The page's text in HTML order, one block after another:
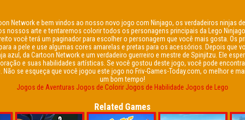
Network e bem vindos ao nosso novo jogo com Ninjago, os verdadeiros ninjas
nossos arte e tentaremos colorir todos os personagens principais da Lego
você terá um paginador para escolher o personagem que você mais gosta. Os
a pele e use algumas cores amarelas e pretas para os acessórios. Depois que
azul, da Cartoon Network e um verdadeiro guerreiro e mestre de Spinjitzu. Ele
e suas habilidades artísticas. Se você gostou deste jogo, você pode
se esqueça que você jogou este jogo no Friv-Games-Today.com, o melhor e
um bom tempo!
Jogos de Aventuras Jogos de Colorir Jogos de Habilidade Jogos de Lego
Related Games